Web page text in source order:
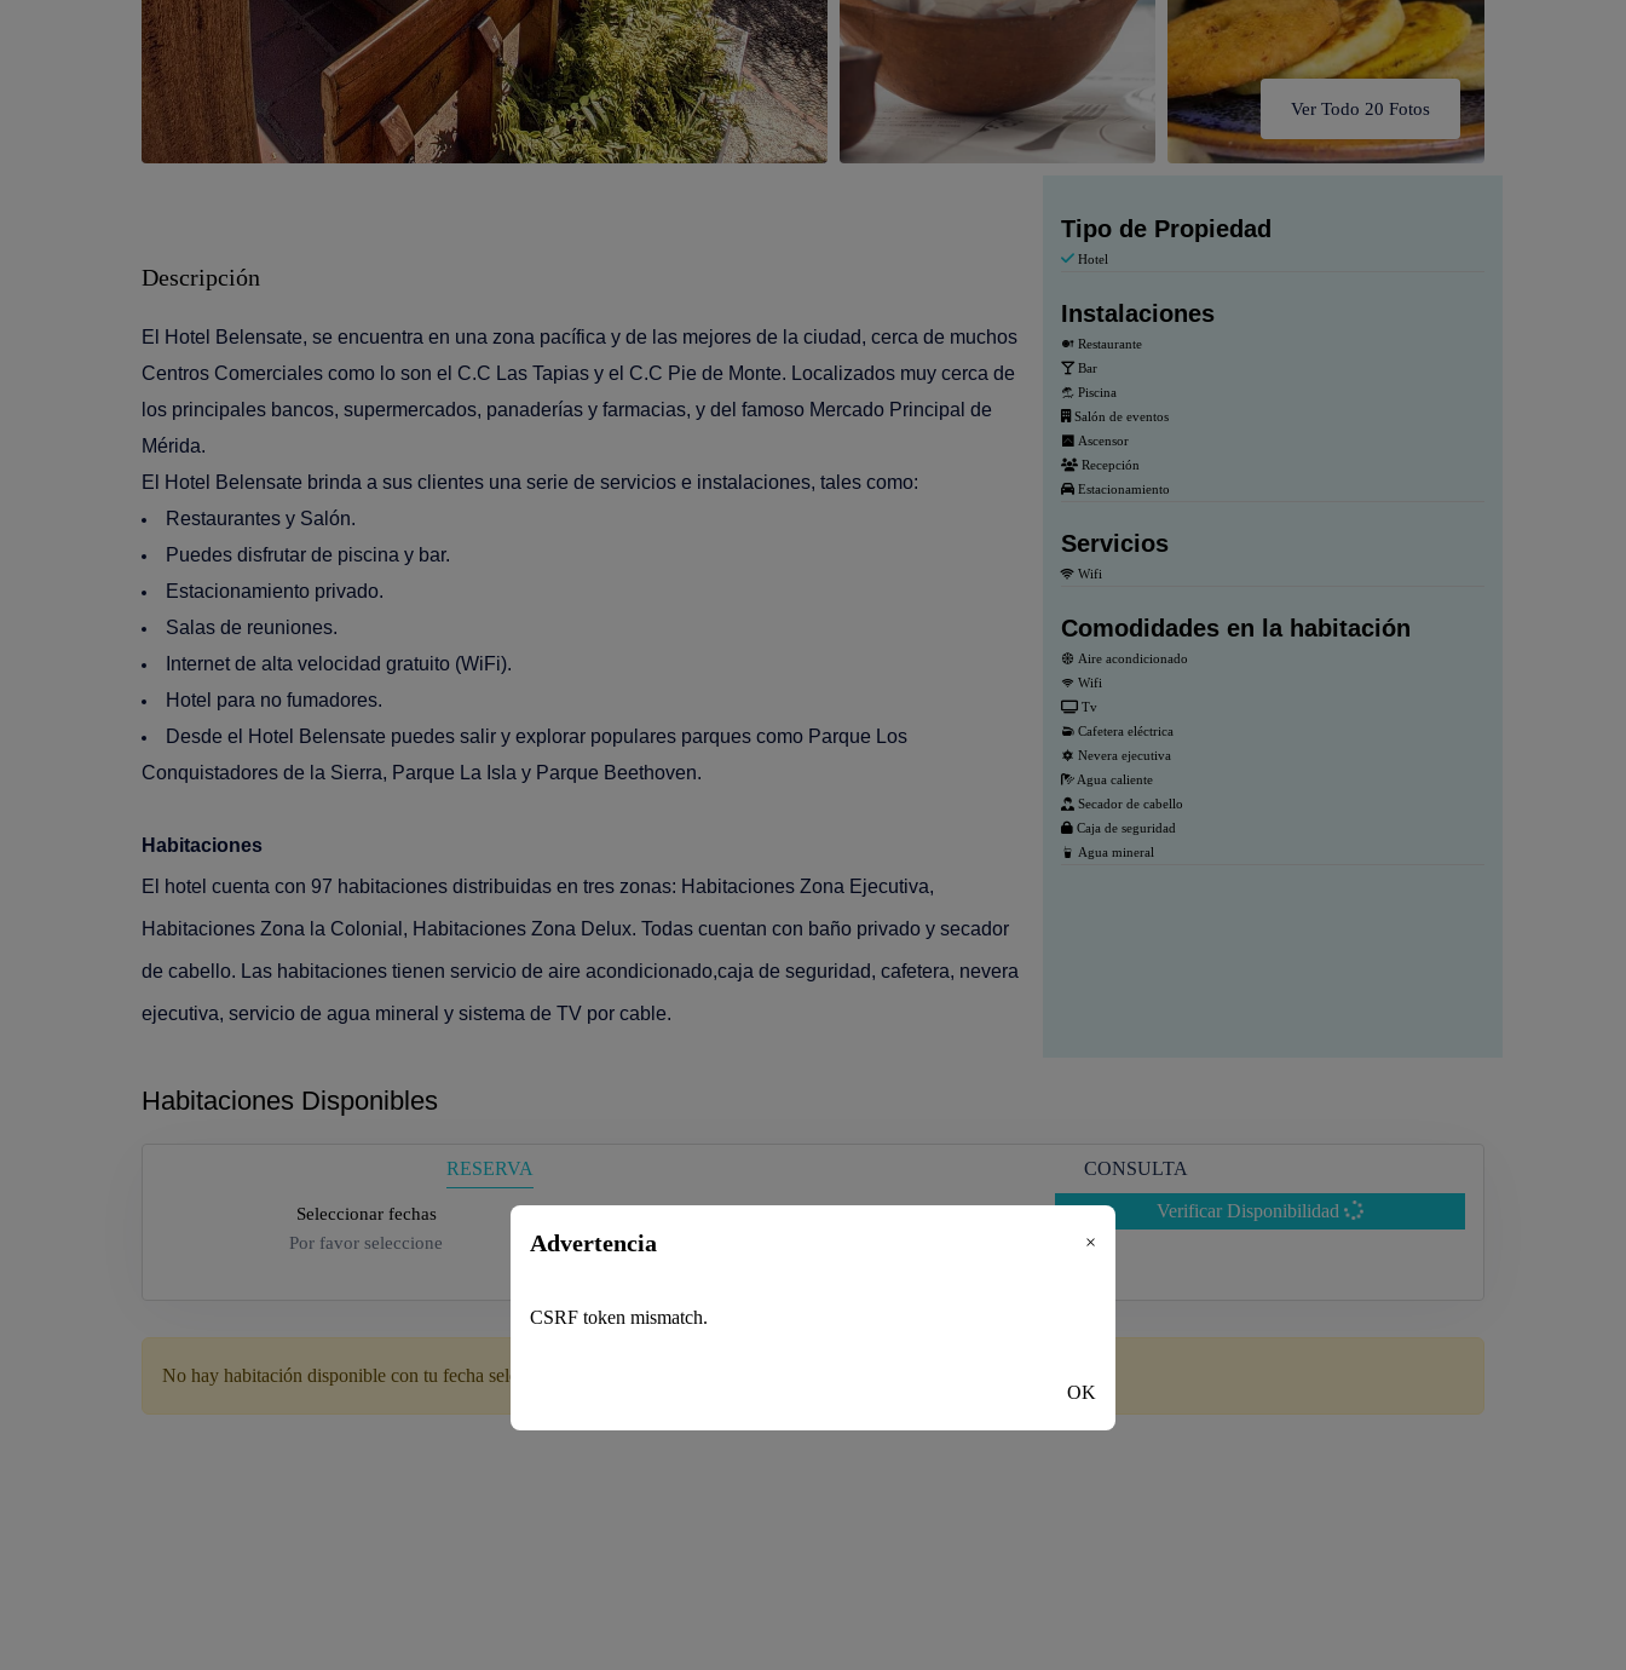
Ver Todo 20 Fotos
Descripción
El Hotel Belensate, se encuentra en una zona pacífica y de las mejores de la ciudad, cerca de muchos
Centros Comerciales como lo son el C.C Las Tapias y el C.C Pie de Monte. Localizados muy cerca de
los principales bancos, supermercados, panaderías y farmacias, y del famoso Mercado Principal de
Mérida.
El Hotel Belensate brinda a sus clientes una serie de servicios e instalaciones, tales como:
Restaurantes y Salón.
Puedes disfrutar de piscina y bar.
Estacionamiento privado.
Salas de reuniones.
Internet de alta velocidad gratuito (WiFi).
Hotel para no fumadores.
Desde el Hotel Belensate puedes salir y explorar populares parques como Parque Los
Conquistadores de la Sierra, Parque La Isla y Parque Beethoven.
Habitaciones
El hotel cuenta con 97 habitaciones distribuidas en tres zonas: Habitaciones Zona Ejecutiva,
Habitaciones Zona la Colonial, Habitaciones Zona Delux. Todas cuentan con baño privado y secador
de cabello. Las habitaciones tienen servicio de aire acondicionado,caja de seguridad, cafetera, nevera
ejecutiva, servicio de agua mineral y sistema de TV por cable.
Tipo de Propiedad
Hotel
Instalaciones
Restaurante
Bar
Piscina
Salón de eventos
Ascensor
Recepción
Estacionamiento
Servicios
Wifi
Comodidades en la habitación
Aire acondicionado
Wifi
Tv
Cafetera eléctrica
Nevera ejecutiva
Agua caliente
Secador de cabello
Caja de seguridad
Agua mineral
Habitaciones Disponibles
RESERVA CONSULTA
Seleccionar fechas
Por favor seleccione
Verificar Disponibilidad
No hay habitación disponible con tu fecha seleccionada.
Advertencia ×
CSRF token mismatch.
OK